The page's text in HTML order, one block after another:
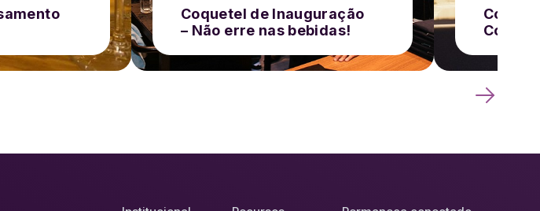
Coquetel de Inauguração
– Não erre nas bebidas!